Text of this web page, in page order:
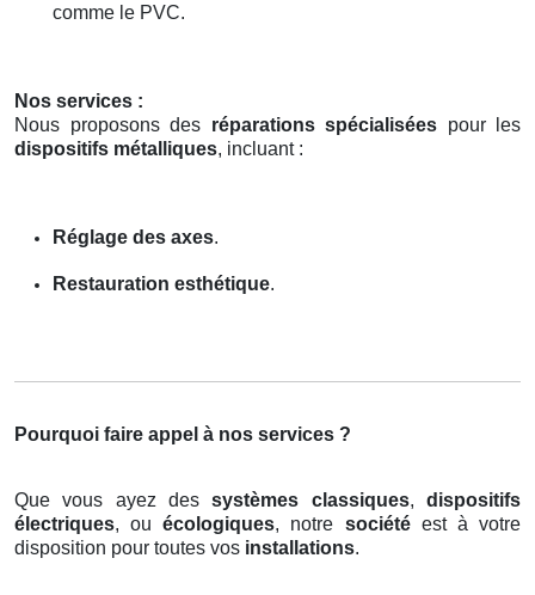
comme le PVC.
Nos services :
Nous proposons des réparations spécialisées pour les
dispositifs métalliques, incluant :
Réglage des axes.
Restauration esthétique.
Pourquoi faire appel à nos services ?
Que vous ayez dessystèmes classiques,dispositifs
électriques, ouécologiques, notre sociétéest à votre
disposition pour toutes vos installations.